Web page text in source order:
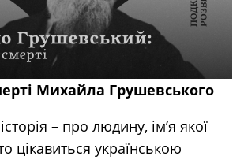
Михайла Грушевського
– про людину, ім’я якої
цікавиться українською